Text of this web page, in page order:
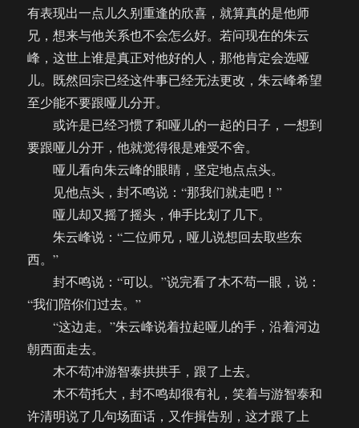
有表现出一点儿久别重逢的欣喜，就算真的是他师
兄，想来与他关系也不会怎么好。若问现在的朱云
峰，这世上谁是真正对他好的人，那他肯定会选哑
儿。既然回宗已经这件事已经无法更改，朱云峰希望
至少能不要跟哑儿分开。
或许是已经习惯了和哑儿的一起的日子，一想到
要跟哑儿分开，他就觉得很是难受不舍。
哑儿看向朱云峰的眼睛，坚定地点点头。
见他点头，封不鸣说：“那我们就走吧！”
哑儿却又摇了摇头，伸手比划了几下。
朱云峰说：“二位师兄，哑儿说想回去取些东
西。”
封不鸣说：“可以。”说完看了木不苟一眼，说：
“我们陪你们过去。”
“这边走。”朱云峰说着拉起哑儿的手，沿着河边
朝西面走去。
木不苟冲游智泰拱拱手，跟了上去。
木不苟托大，封不鸣却很有礼，笑着与游智泰和
许清明说了几句场面话，又作揖告别，这才跟了上